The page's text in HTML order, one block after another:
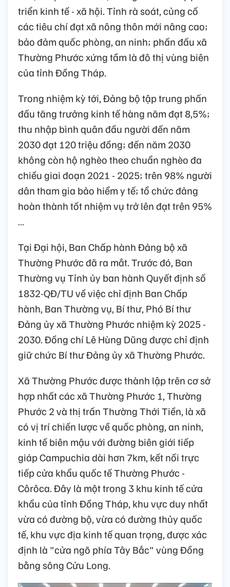
triển kinh tế - xã hội. Tỉnh rà soát, củng cố
các tiêu chí đạt xã nông thôn mới nâng cao;
bảo đảm quốc phòng, an ninh; phấn đấu xã
Thường Phước xứng tầm là đô thị vùng biên
của tỉnh Đồng Tháp.
Trong nhiệm kỳ tới, Đảng bộ tập trung phấn
đấu tăng trưởng kinh tế hàng năm đạt 8,5%;
thu nhập bình quân đầu người đến năm
2030 đạt 120 triệu đồng; đến năm 2030
không còn hộ nghèo theo chuẩn nghèo đa
chiều giai đoạn 2021 - 2025; trên 98% người
dân tham gia bảo hiểm y tế; tổ chức đảng
hoàn thành tốt nhiệm vụ trở lên đạt trên 95%
…
Tại Đại hội, Ban Chấp hành Đảng bộ xã
Thường Phước đã ra mắt. Trước đó, Ban
Thường vụ Tỉnh ủy ban hành Quyết định số
1832-QĐ/TU về việc chỉ định Ban Chấp
hành, Ban Thường vụ, Bí thư, Phó Bí thư
Đảng ủy xã Thường Phước nhiệm kỳ 2025 -
2030. Đồng chí Lê Hùng Dũng được chỉ định
giữ chức Bí thư Đảng ủy xã Thường Phước.
Xã Thường Phước được thành lập trên cơ sở
hợp nhất các xã Thường Phước 1, Thường
Phước 2 và thị trấn Thường Thới Tiền, là xã
có vị trí chiến lược về quốc phòng, an ninh,
kinh tế biên mậu với đường biên giới tiếp
giáp Campuchia dài hơn 7km, kết nối trực
tiếp cửa khẩu quốc tế Thường Phước -
Côrôca. Đây là một trong 3 khu kinh tế cửa
khẩu của tỉnh Đồng Tháp, khu vực duy nhất
vừa có đường bộ, vừa có đường thủy quốc
tế, khu vực địa kinh tế quan trọng, được xác
định là "cửa ngõ phía Tây Bắc" vùng Đồng
bằng sông Cửu Long.